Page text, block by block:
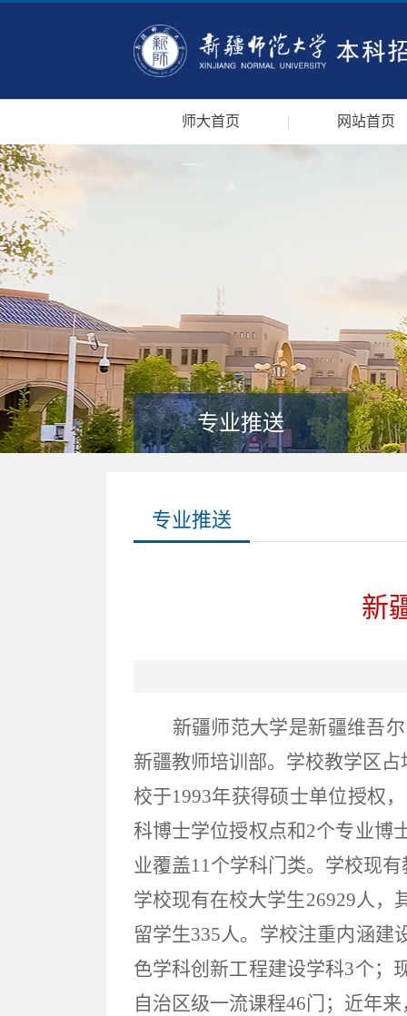
师大首页 网站首页
专业推送
专业推送
新
新疆师范大学是新疆维吾
新疆教师培训部。学校教学区
校于1993年获得硕士单位授权
科博士学位授权点和2个专业博
业覆盖11个学科门类。学校现
学校现有在校大学生26929人，
留学生335人。学校注重内涵
色学科创新工程建设学科3个；
自治区级一流课程46门；近年